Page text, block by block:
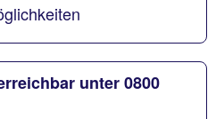
unter 0800